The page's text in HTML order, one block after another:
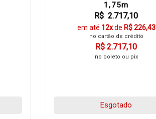
1,75m
R$ 2.717,10
em até 12xde R$ 226,43
no cartão de crédito
R$ 2.717,10
no boleto ou pix
Esgotado